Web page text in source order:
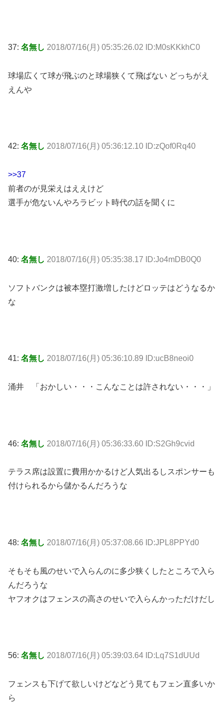
37: 名無し 2018/07/16(月) 05:35:26.02 ID:M0sKKkhC0
球場広くて球が飛ぶのと球場狭くて飛ばない どっちがえ
えんや
42: 名無し 2018/07/16(月) 05:36:12.10 ID:zQof0Rq40
>>37
前者のが見栄えはええけど
選手が危ないんやろラビット時代の話を聞くに
40: 名無し 2018/07/16(月) 05:35:38.17 ID:Jo4mDB0Q0
ソフトバンクは被本塁打激増したけどロッテはどうなるか
な
41: 名無し 2018/07/16(月) 05:36:10.89 ID:ucB8neoi0
涌井 「おかしい・・・こんなことは許されない・・・」
46: 名無し 2018/07/16(月) 05:36:33.60 ID:S2Gh9cvid
テラス席は設置に費用かかるけど人気出るしスポンサーも
付けられるから儲かるんだろうな
48: 名無し 2018/07/16(月) 05:37:08.66 ID:JPL8PPYd0
そもそも風のせいで入らんのに多少狭くしたところで入ら
んだろうな
ヤフオクはフェンスの高さのせいで入らんかっただけだし
56: 名無し 2018/07/16(月) 05:39:03.64 ID:Lq7S1dUUd
フェンスも下げて欲しいけどなどう見てもフェン直多いか
ら